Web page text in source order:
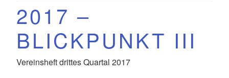
2017 –
BLICKPUNKT III
Vereinsheft drittes Quartal 2017